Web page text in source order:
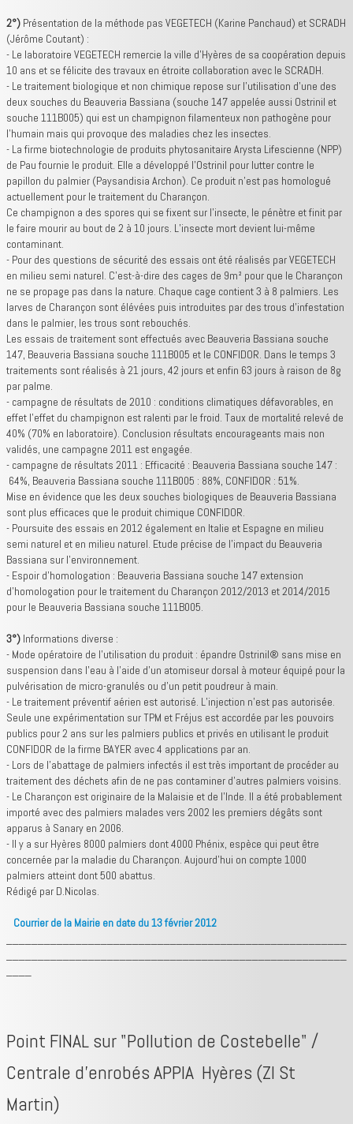
2°) Présentation de la méthode pas VEGETECH (Karine Panchaud) et SCRADH
(Jérôme Coutant) :
- Le laboratoire VEGETECH remercie la ville d’Hyères de sa coopération depuis
10 ans et se félicite des travaux en étroite collaboration avec le SCRADH.
- Le traitement biologique et non chimique repose sur l’utilisation d’une des
deux souches du Beauveria Bassiana (souche 147 appelée aussi Ostrinil et
souche 111B005) qui est un champignon filamenteux non pathogène pour
l’humain mais qui provoque des maladies chez les insectes.
- La firme biotechnologie de produits phytosanitaire Arysta Lifescienne (NPP)
de Pau fournie le produit. Elle a développé l’Ostrinil pour lutter contre le
papillon du palmier (Paysandisia Archon). Ce produit n’est pas homologué
actuellement pour le traitement du Charançon.
Ce champignon a des spores qui se fixent sur l’insecte, le pénètre et finit par
le faire mourir au bout de 2 à 10 jours. L’insecte mort devient lui-même
contaminant.
- Pour des questions de sécurité des essais ont été réalisés par VEGETECH
en milieu semi naturel. C'est-à-dire des cages de 9m² pour que le Charançon
ne se propage pas dans la nature. Chaque cage contient 3 à 8 palmiers. Les
larves de Charançon sont élévées puis introduites par des trous d’infestation
dans le palmier, les trous sont rebouchés.
Les essais de traitement sont effectués avec Beauveria Bassiana souche
147, Beauveria Bassiana souche 111B005 et le CONFIDOR. Dans le temps 3
traitements sont réalisés à 21 jours, 42 jours et enfin 63 jours à raison de 8g
par palme.
- campagne de résultats de 2010 : conditions climatiques défavorables, en
effet l’effet du champignon est ralenti par le froid. Taux de mortalité relevé de
40% (70% en laboratoire). Conclusion résultats encourageants mais non
validés, une campagne 2011 est engagée.
- campagne de résultats 2011 : Efficacité : Beauveria Bassiana souche 147 :
64%, Beauveria Bassiana souche 111B005 : 88%, CONFIDOR : 51%.
Mise en évidence que les deux souches biologiques de Beauveria Bassiana
sont plus efficaces que le produit chimique CONFIDOR.
- Poursuite des essais en 2012 également en Italie et Espagne en milieu
semi naturel et en milieu naturel. Etude précise de l’impact du Beauveria
Bassiana sur l’environnement.
- Espoir d’homologation : Beauveria Bassiana souche 147 extension
d’homologation pour le traitement du Charançon 2012/2013 et 2014/2015
pour le Beauveria Bassiana souche 111B005.
3°) Informations diverse :
- Mode opératoire de l’utilisation du produit : épandre Ostrinil® sans mise en
suspension dans l’eau à l’aide d’un atomiseur dorsal à moteur équipé pour la
pulvérisation de micro-granulés ou d’un petit poudreur à main.
- Le traitement préventif aérien est autorisé. L’injection n’est pas autorisée.
Seule une expérimentation sur TPM et Fréjus est accordée par les pouvoirs
publics pour 2 ans sur les palmiers publics et privés en utilisant le produit
CONFIDOR de la firme BAYER avec 4 applications par an.
- Lors de l’abattage de palmiers infectés il est très important de procéder au
traitement des déchets afin de ne pas contaminer d’autres palmiers voisins.
- Le Charançon est originaire de la Malaisie et de l’Inde. Il a été probablement
importé avec des palmiers malades vers 2002 les premiers dégâts sont
apparus à Sanary en 2006.
- Il y a sur Hyères 8000 palmiers dont 4000 Phénix, espèce qui peut être
concernée par la maladie du Charançon. Aujourd’hui on compte 1000
palmiers atteint dont 500 abattus.
Rédigé par D.Nicolas.
Courrier de la Mairie en date du 13 février 2012
Point FINAL sur "Pollution de Costebelle" /
Centrale d'enrobés APPIA Hyères (ZI St
Martin)